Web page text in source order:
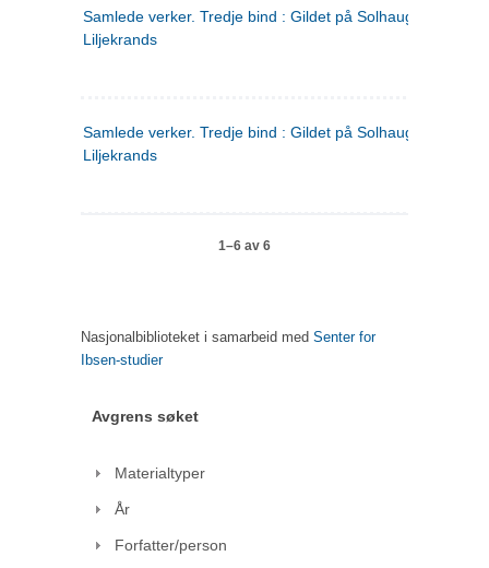
Samlede verker. Tredje bind : Gildet på Solhaug ; Olaf
Liljekrands
Samlede verker. Tredje bind : Gildet på Solhaug ; Olaf
Liljekrands
1–6 av 6
Nasjonalbiblioteket i samarbeid med Senter for
Ibsen-studier
Avgrens søket
Materialtyper
År
Forfatter/person